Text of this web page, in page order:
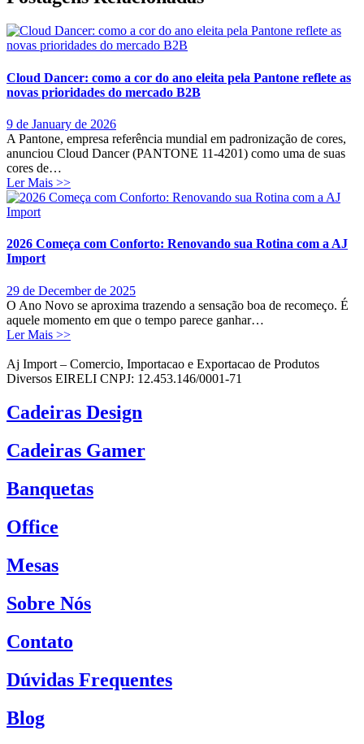
Cloud Dancer: como a cor do ano eleita pela Pantone reflete as
novas prioridades do mercado B2B
9 de January de 2026
A Pantone, empresa referência mundial em padronização de cores,
anunciou Cloud Dancer (PANTONE 11-4201) como uma de suas
cores de…
Ler Mais >>
2026 Começa com Conforto: Renovando sua Rotina com a AJ
Import
29 de December de 2025
O Ano Novo se aproxima trazendo a sensação boa de recomeço. É
aquele momento em que o tempo parece ganhar…
Ler Mais >>
Aj Import – Comercio, Importacao e Exportacao de Produtos
Diversos EIRELI CNPJ: 12.453.146/0001-71
Cadeiras Design
Cadeiras Gamer
Banquetas
Office
Mesas
Sobre Nós
Contato
Dúvidas Frequentes
Blog